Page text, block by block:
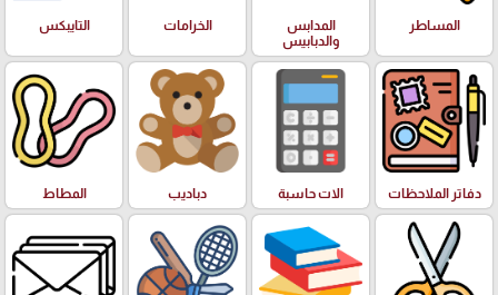
المساطر
المدابس
والدبابيس
الخرامات التايبكس
دفاتر الملاحظات الات حاسبة دباديب المطاط